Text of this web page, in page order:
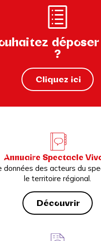
?
Cliquez ici
Annuaire Spectacle
données des acteurs du
le territoire régional.
Découvrir